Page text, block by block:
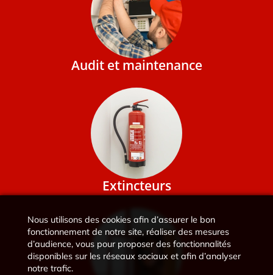
Audit et maintenance
Extincteurs
Nous utilisons des cookies afin d’assurer le bon
fonctionnement de notre site, réaliser des mesures
d’audience, vous pour proposer des fonctionnalités
disponibles sur les réseaux sociaux et afin d’analyser
notre trafic.